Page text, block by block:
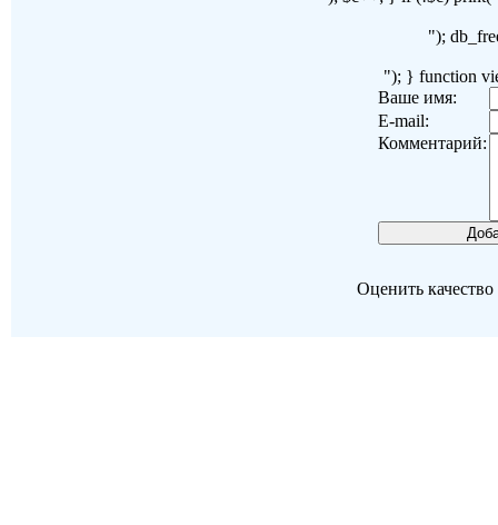
");
"); } function
Ваше имя:
E-mail:
Комментарий:
Оценить